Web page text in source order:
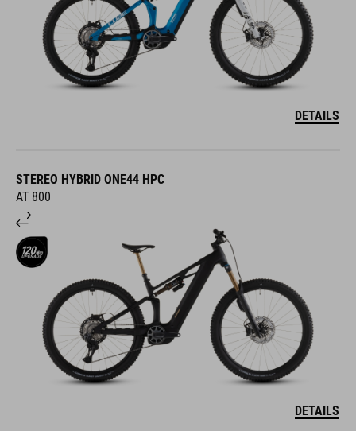
DETAILS
STEREO HYBRID ONE44 HPC
AT 800
DETAILS